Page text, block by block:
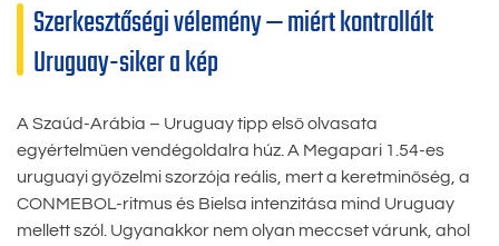
Szerkesztőségi vélemény — miért kontrollált
Uruguay-siker a kép
A Szaúd-Arábia – Uruguay tipp első olvasata
egyértelműen vendégoldalra húz. A Megapari 1.54-es
uruguayi győzelmi szorzója reális, mert a keretminőség, a
CONMEBOL-ritmus és Bielsa intenzitása mind Uruguay
mellett szól. Ugyanakkor nem olyan meccset várunk, ahol